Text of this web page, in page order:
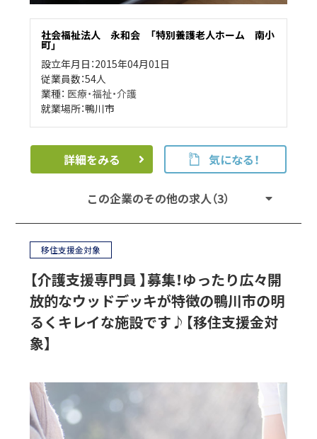
社会福祉法人 永和会 「特別養護老人ホーム 南小
町」
設立年月日：2015年04月01日
従業員数：54人
業種： 医療・福祉・介護
就業場所：鴨川市
詳細をみる 気になる！
この企業のその他の求人（3）
移住支援金対象
【介護支援専門員 】募集！ゆったり広々開
放的なウッドデッキが特徴の鴨川市の明
るくキレイな施設です♪【移住支援金対
象】